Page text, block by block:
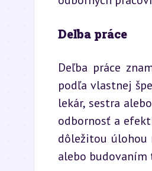
Deľba práce
Deľba práce
podľa vlastnej
lekár, sestra
odbornosť a
dôležitou úlohou
alebo